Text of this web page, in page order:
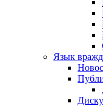
Язык